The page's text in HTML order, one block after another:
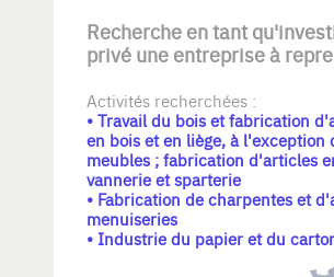
Recherche en tant
privé une entreprise à
Activités recherchées :
• Travail du bois et fabrication
en bois et en liège, à l'exception
meubles ; fabrication d'articles
vannerie et sparterie
• Fabrication de charpentes et
menuiseries
• Industrie du papier et du